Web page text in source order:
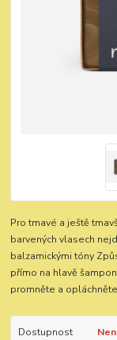
Pro tmavé a ještě
barvených vlasech
balzamickými tóny
přímo na hlavě
promněte a
Dostupnost